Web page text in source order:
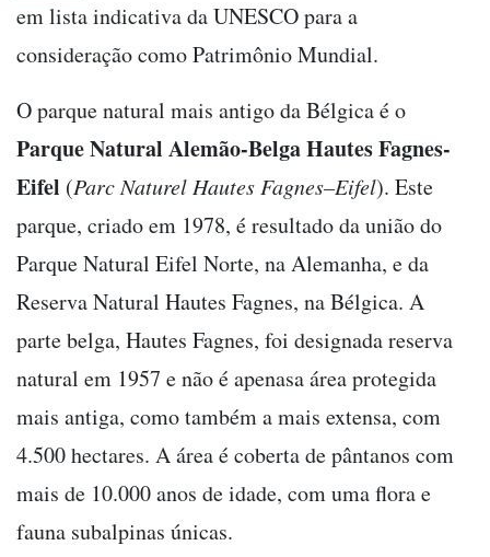
em lista indicativa da UNESCO para a
consideração como Patrimônio Mundial.
O parque natural mais antigo da Bélgica é o
Parque Natural Alemão-Belga Hautes Fagnes-
Eifel (Parc Naturel Hautes Fagnes–Eifel). Este
parque, criado em 1978, é resultado da união do
Parque Natural Eifel Norte, na Alemanha, e da
Reserva Natural Hautes Fagnes, na Bélgica. A
parte belga, Hautes Fagnes, foi designada reserva
natural em 1957 e não é apenasa área protegida
mais antiga, como também a mais extensa, com
4.500 hectares. A área é coberta de pântanos com
mais de 10.000 anos de idade, com uma flora e
fauna subalpinas únicas.